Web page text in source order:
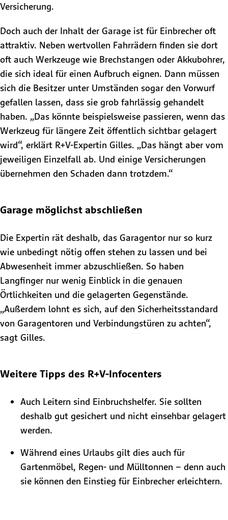
Versicherung.
Doch auch der Inhalt der Garage ist für Einbrecher oft
attraktiv. Neben wertvollen Fahrrädern finden sie dort
oft auch Werkzeuge wie Brechstangen oder Akkubohrer,
die sich ideal für einen Aufbruch eignen. Dann müssen
sich die Besitzer unter Umständen sogar den Vorwurf
gefallen lassen, dass sie grob fahrlässig gehandelt
haben. „Das könnte beispielsweise passieren, wenn das
Werkzeug für längere Zeit öffentlich sichtbar gelagert
wird“, erklärt R+V-Expertin Gilles. „Das hängt aber vom
jeweiligen Einzelfall ab. Und einige Versicherungen
übernehmen den Schaden dann trotzdem.“
Garage möglichst abschließen
Die Expertin rät deshalb, das Garagentor nur so kurz
wie unbedingt nötig offen stehen zu lassen und bei
Abwesenheit immer abzuschließen. So haben
Langfinger nur wenig Einblick in die genauen
Örtlichkeiten und die gelagerten Gegenstände.
„Außerdem lohnt es sich, auf den Sicherheitsstandard
von Garagentoren und Verbindungstüren zu achten“,
sagt Gilles.
Weitere Tipps des R+V-Infocenters
Auch Leitern sind Einbruchshelfer. Sie sollten
deshalb gut gesichert und nicht einsehbar gelagert
werden.
Während eines Urlaubs gilt dies auch für
Gartenmöbel, Regen- und Mülltonnen – denn auch
sie können den Einstieg für Einbrecher erleichtern.